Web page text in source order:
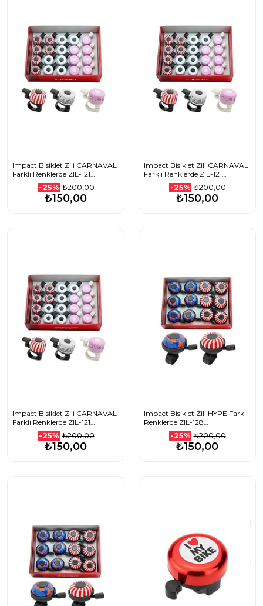
Impact Bisiklet Zili CARNAVAL
Farklı Renklerde ZIL-121
1208501023_Beyaz
-25% ₺200,00
₺150,00
Impact Bisiklet Zili CARNAVAL
Farklı Renklerde ZIL-121
1208501023_KırmızıBeyaz
-25% ₺200,00
₺150,00
Impact Bisiklet Zili CARNAVAL
Farklı Renklerde ZIL-121
1208501023_PEMBE
-25% ₺200,00
₺150,00
Impact Bisiklet Zili HYPE Farklı
Renklerde ZIL-128
1208501024_KırmızıBeyaz
-25% ₺200,00
₺150,00